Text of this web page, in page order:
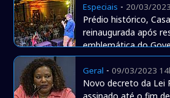
Especiais - 20/03/
Prédio histórico,
reinaugurada após
emblemática do
Geral -09/03/2023
Novo decreto da Lei